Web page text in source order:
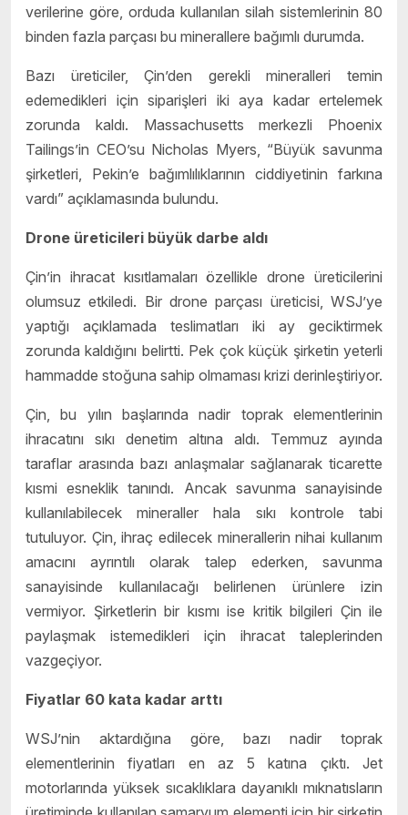
verilerine göre, orduda kullanılan silah sistemlerinin 80
binden fazla parçası bu minerallere bağımlı durumda.
Bazı üreticiler, Çin’den gerekli mineralleri temin
edemedikleri için siparişleri iki aya kadar ertelemek
zorunda kaldı. Massachusetts merkezli Phoenix
Tailings’in CEO’su Nicholas Myers, “Büyük savunma
şirketleri, Pekin’e bağımlılıklarının ciddiyetinin farkına
vardı” açıklamasında bulundu.
Drone üreticileri büyük darbe aldı
Çin’in ihracat kısıtlamaları özellikle drone üreticilerini
olumsuz etkiledi. Bir drone parçası üreticisi, WSJ’ye
yaptığı açıklamada teslimatları iki ay geciktirmek
zorunda kaldığını belirtti. Pek çok küçük şirketin yeterli
hammadde stoğuna sahip olmaması krizi derinleştiriyor.
Çin, bu yılın başlarında nadir toprak elementlerinin
ihracatını sıkı denetim altına aldı. Temmuz ayında
taraflar arasında bazı anlaşmalar sağlanarak ticarette
kısmi esneklik tanındı. Ancak savunma sanayisinde
kullanılabilecek mineraller hala sıkı kontrole tabi
tutuluyor. Çin, ihraç edilecek minerallerin nihai kullanım
amacını ayrıntılı olarak talep ederken, savunma
sanayisinde kullanılacağı belirlenen ürünlere izin
vermiyor. Şirketlerin bir kısmı ise kritik bilgileri Çin ile
paylaşmak istemedikleri için ihracat taleplerinden
vazgeçiyor.
Fiyatlar 60 kata kadar arttı
WSJ’nin aktardığına göre, bazı nadir toprak
elementlerinin fiyatları en az 5 katına çıktı. Jet
motorlarında yüksek sıcaklıklara dayanıklı mıknatısların